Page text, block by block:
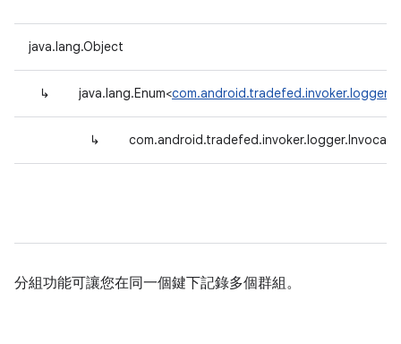
java.lang.Object
↳ java.lang.Enum<
↳
分組功能可讓您在同一個鍵下記錄多個群組。